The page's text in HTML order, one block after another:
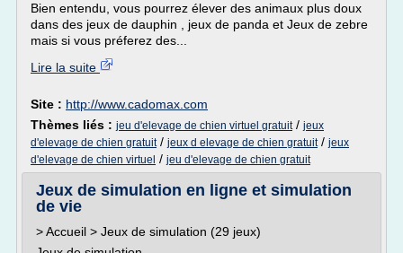
Bien entendu, vous pourrez élever des animaux plus doux
dans des jeux de dauphin , jeux de panda et Jeux de zebre
mais si vous préferez des...
Lire la suite
Site : http://www.cadomax.com
Thèmes liés : jeu d'elevage de chien virtuel gratuit/ jeux
d'elevage de chien gratuit/ jeux d elevage de chien gratuit/ jeux
d'elevage de chien virtuel / jeu d'elevage de chien gratuit
Jeux de simulation en ligne et simulation
de vie
> Accueil > Jeux de simulation (29 jeux)